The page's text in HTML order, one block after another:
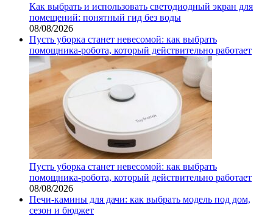
Как выбрать и использовать светодиодный экран для
помещений: понятный гид без воды
08/08/2026
Пусть уборка станет невесомой: как выбрать
помощника‑робота, который действительно работает
Пусть уборка станет невесомой: как выбрать
помощника‑робота, который действительно работает
08/08/2026
Печи-камины для дачи: как выбрать модель под дом,
сезон и бюджет